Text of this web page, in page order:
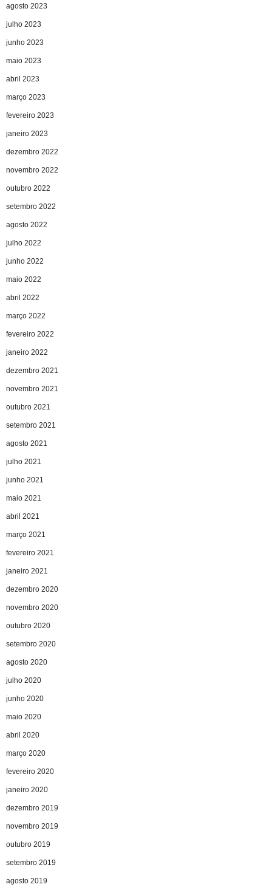
agosto 2023
julho 2023
junho 2023
maio 2023
abril 2023
março 2023
fevereiro 2023
janeiro 2023
dezembro 2022
novembro 2022
outubro 2022
setembro 2022
agosto 2022
julho 2022
junho 2022
maio 2022
abril 2022
março 2022
fevereiro 2022
janeiro 2022
dezembro 2021
novembro 2021
outubro 2021
setembro 2021
agosto 2021
julho 2021
junho 2021
maio 2021
abril 2021
março 2021
fevereiro 2021
janeiro 2021
dezembro 2020
novembro 2020
outubro 2020
setembro 2020
agosto 2020
julho 2020
junho 2020
maio 2020
abril 2020
março 2020
fevereiro 2020
janeiro 2020
dezembro 2019
novembro 2019
outubro 2019
setembro 2019
agosto 2019